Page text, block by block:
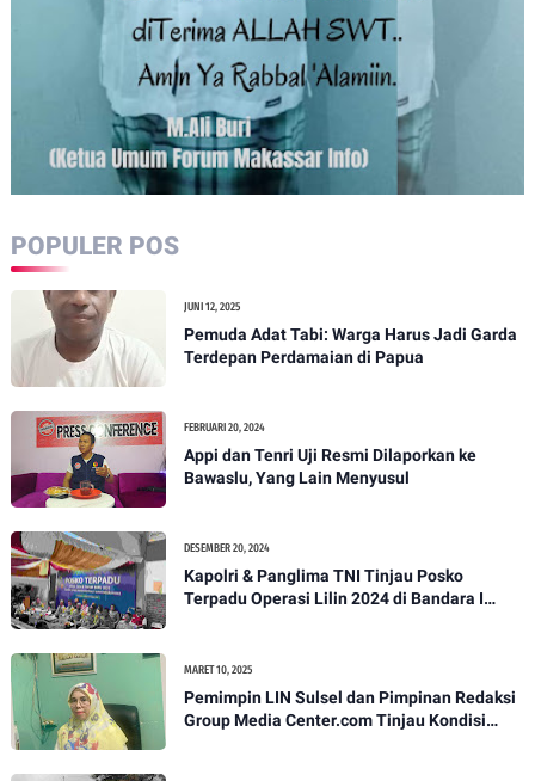
POPULER POS
JUNI 12, 2025
Pemuda Adat Tabi: Warga Harus Jadi Garda
Terdepan Perdamaian di Papua
FEBRUARI 20, 2024
Appi dan Tenri Uji Resmi Dilaporkan ke
Bawaslu, Yang Lain Menyusul
DESEMBER 20, 2024
Kapolri & Panglima TNI Tinjau Posko
Terpadu Operasi Lilin 2024 di Bandara I
MARET 10, 2025
Pemimpin LIN Sulsel dan Pimpinan Redaksi
Group Media Center.com Tinjau Kondisi